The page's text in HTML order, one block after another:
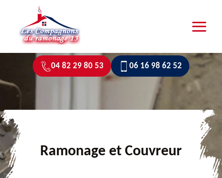
04 82 29 80 53 06 16 98 62 52
Ramonage et Couvreur